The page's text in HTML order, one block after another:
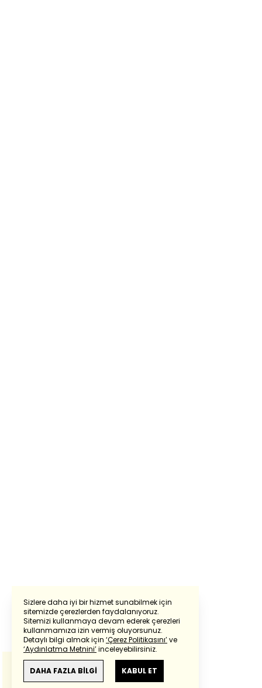
Sizlere daha iyi bir hizmet sunabilmek için
sitemizde çerezlerden faydalanıyoruz.
Sitemizi kullanmaya devam ederek çerezleri
kullanmamıza izin vermiş oluyorsunuz.
Detaylı bilgi almak için ‘Çerez Politikasını’ve
‘Aydınlatma Metnini’inceleyebilirsiniz.
DAHA FAZLA BİLGİ KABUL ET
Powered by Translate
Bu çevirideGoogle Transletekullanılmıştır.
Anlam ve çeviri hatalarından
haberturk.com
sorumlu değildir.